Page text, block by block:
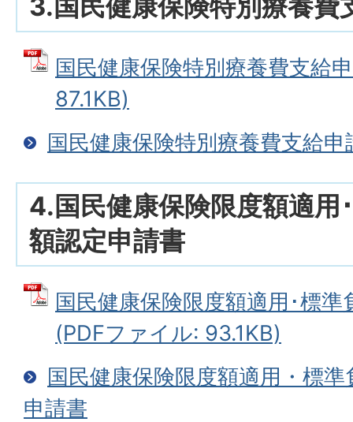
3.国民健康保険特別療養費
国民健康保険特別療養費支給
87.1KB)
国民健康保険特別療養費支給申
4.国民健康保険限度額適用
額認定申請書
国民健康保険限度額適用･標準
(PDFファイル: 93.1KB)
国民健康保険限度額適用・標
申請書